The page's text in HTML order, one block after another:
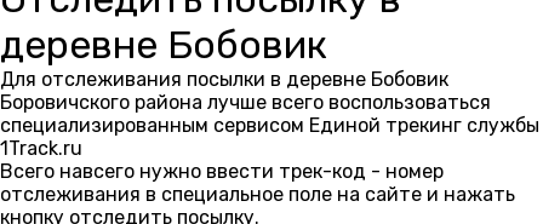
деревне Бобовик
Для отслеживания посылки в деревне Бобовик
Боровичского района лучше всего воспользоваться
специализированным сервисом Единой трекинг службы
1Track.ru
Всего навсего нужно ввести трек-код - номер
отслеживания в специальное поле на сайте и нажать
кнопку отследить посылку.